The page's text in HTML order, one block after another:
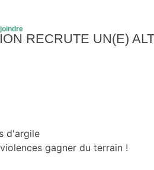
RECRUTE UN(E)
gagner du terrain !